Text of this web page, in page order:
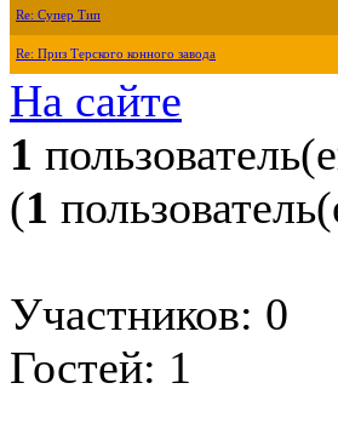
Re: Супер Тип
Re: Приз Терского конного завода
На сайте
1
(1
Участников: 0
Гостей: 1